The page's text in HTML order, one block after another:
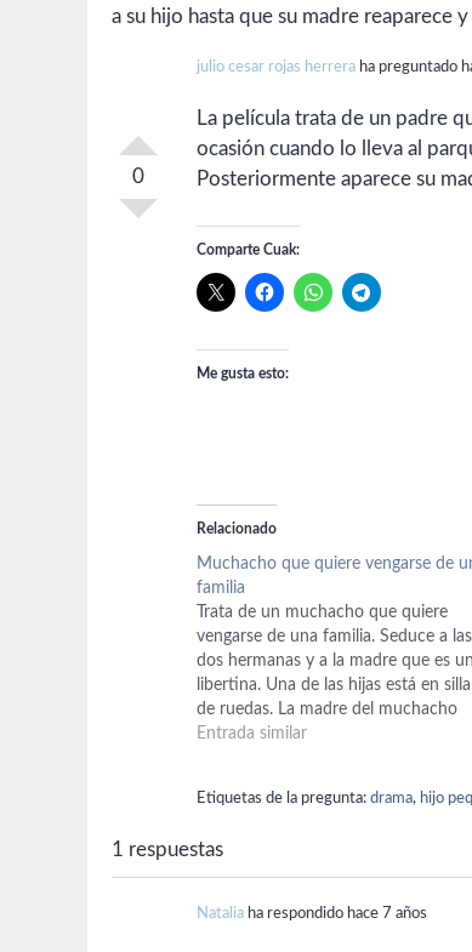
a su hijo hasta que su madre reaparece
0
julio cesar rojas herrera ha preguntado
La película trata de un padre
ocasión cuando lo lleva al
Posteriormente aparece su
Comparte Cuak:
Me gusta esto:
Relacionado
Muchacho que quiere vengarse de
familia
Trata de un muchacho que quiere
vengarse de una familia. Seduce a las
dos hermanas y a la madre que es
libertina. Una de las hijas está en silla
de ruedas. La madre del muchacho
había sido mucama (criada) de ellos.
Entrada similar
Etiquetas de la pregunta: drama, hijo
1 respuestas
Natalia ha respondido hace 7 años